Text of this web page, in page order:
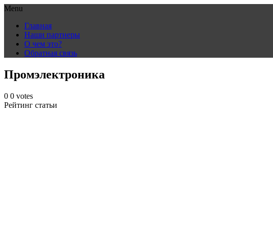
Menu
content
Главная
Наши партнеры
О чем это?
Обратная связь
Промэлектроника
0 0 votes
Рейтинг статьи